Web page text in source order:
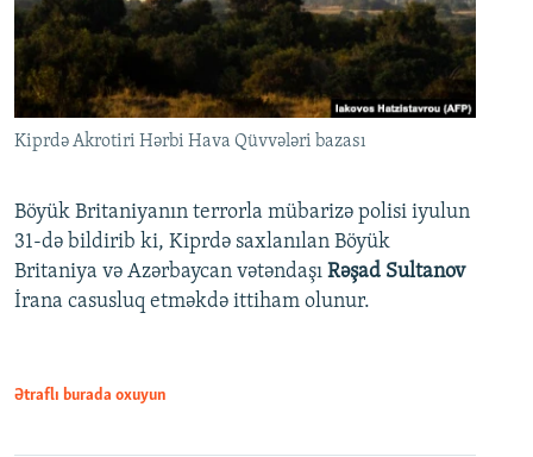
Kiprdə Akrotiri Hərbi Hava Qüvvələri bazası
Böyük Britaniyanın terrorla mübarizə polisi iyulun
31-də bildirib ki, Kiprdə saxlanılan Böyük
Britaniya və Azərbaycan vətəndaşı Rəşad Sultanov
İrana casusluq etməkdə ittiham olunur.
Ətraflı burada oxuyun